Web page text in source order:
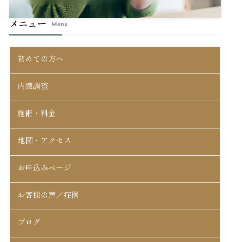
メニュー Menu
初めての方へ
内臓調整
施術・料金
地図・アクセス
お申込みページ
お客様の声／症例
ブログ